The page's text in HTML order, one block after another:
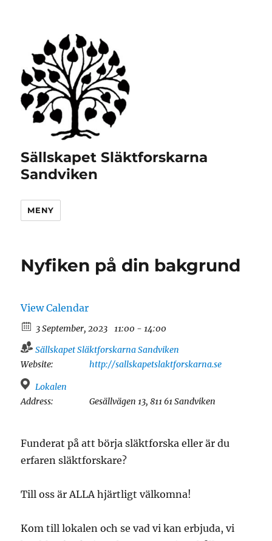
Sällskapet Släktforskarna
Sandviken
MENY
Nyfiken på din bakgrund
View Calendar
3 September, 2023
11:00 - 14:00
Sällskapet Släktforskarna Sandviken
Website:
http://sallskapetslaktforskarna.se
Lokalen
Address:
Gesällvägen 13, 811 61 Sandviken
Funderat på att börja släktforska eller är du
erfaren släktforskare?
Till oss är ALLA hjärtligt välkomna!
Kom till lokalen och se vad vi kan erbjuda, vi